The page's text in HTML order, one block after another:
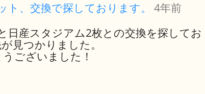
ト、交換で探しております。
4年前
日産スタジアム2枚との交換を探してお
見つかりました。
ございました！